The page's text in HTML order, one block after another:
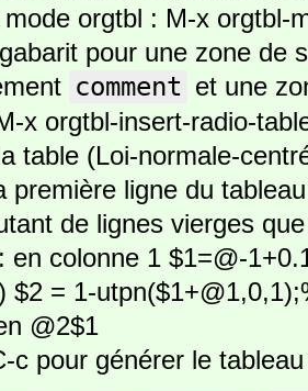
orgtbl : M-x orgtbl-
pour une zone de
comment et une
x orgtbl-insert-radio-
table (Loi-normale-
première ligne du
de lignes vierges
en colonne 1 $1=@-
$2 = 1-
@2$1
c pour générer le tableau